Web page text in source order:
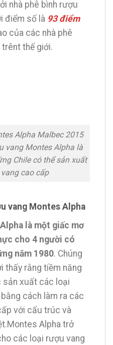
nhà phê bình rượu
điểm số là 93 điểm
của các nhà phê
trênt thế giới.
Alpha Malbec 2015
vang Montes Alpha là
Chile có thể sản xuất
cao cấp
vang Montes Alpha
là một giấc mơ
cho 4 người có
năm 1980. Chúng
thấy rằng tiềm năng
sản xuất các loại
cách làm ra các
với cấu trúc và
Alpha trở
các loại rượu vang